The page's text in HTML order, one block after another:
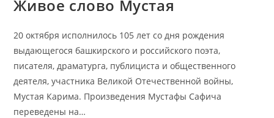
Живое слово Мустая
20 октября исполнилось 105 лет со дня рождения
выдающегося башкирского и российского поэта,
писателя, драматурга, публициста и общественного
деятеля, участника Великой Отечественной войны,
Мустая Карима. Произведения Мустафы Сафича
переведены на…